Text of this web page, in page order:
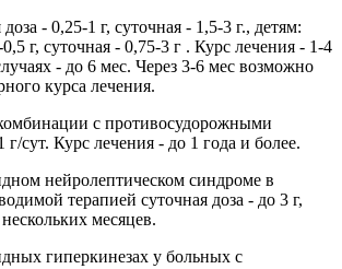
- 0,25-1 г, суточная - 1,5-3 г., детям:
0,5 г, суточная - 0,75-3 г . Курс лечения - 1-4
- до 6 мес. Через 3-6 мес возможно
курса лечения.
с противосудорожными
г/сут. Курс лечения - до 1 года и более.
нейролептическом синдроме в
терапией суточная доза - до 3 г,
месяцев.
гиперкинезах у больных с